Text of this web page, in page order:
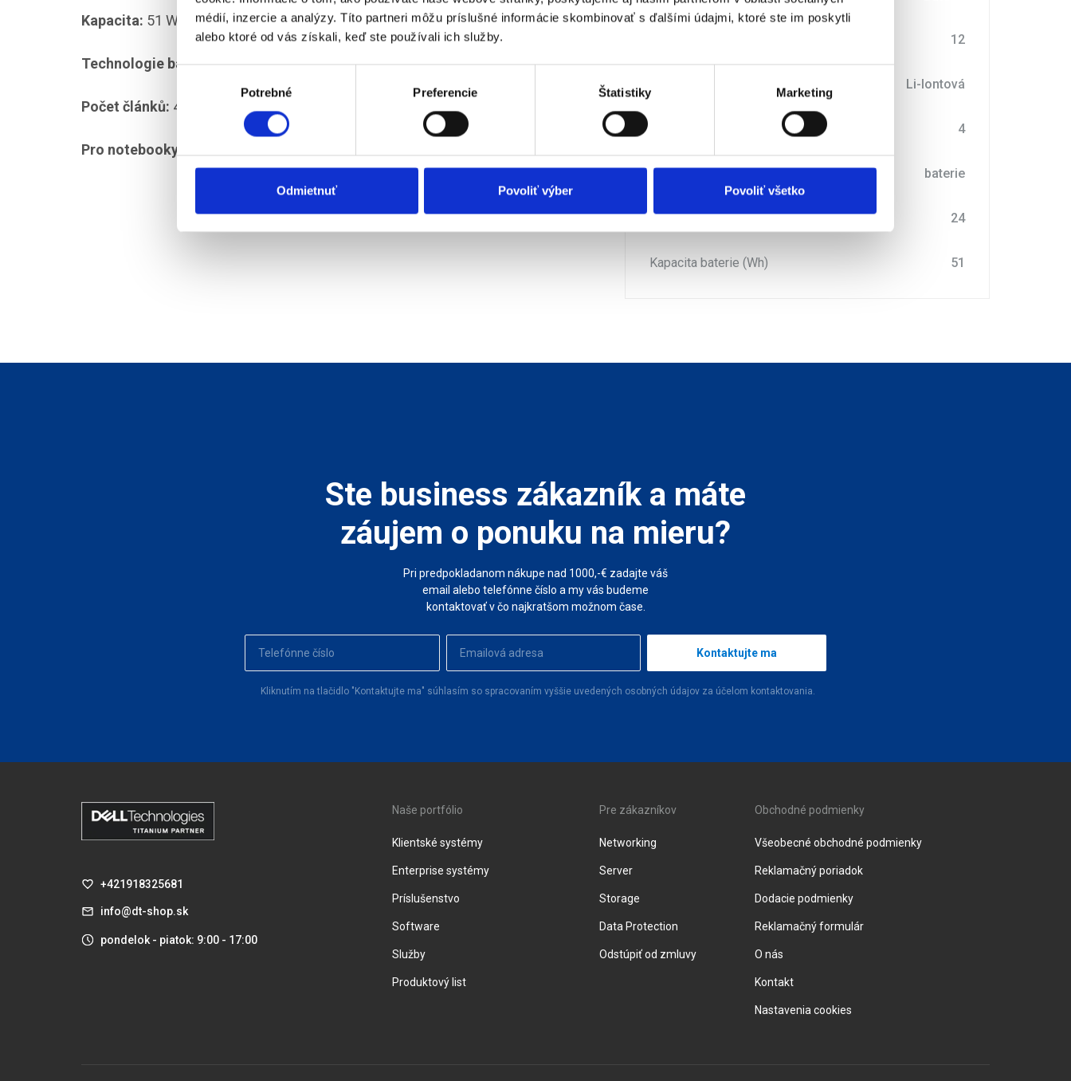
médií, inzercie a analýzy. Títo partneri môžu príslušné informácie skombinovať s ďalšími údajmi, ktoré ste im poskytli
alebo ktoré od vás získali, keď ste používali ich služby.
Potrebné Preferencie Štatistiky Marketing
Odmietnuť Povoliť výber Povoliť všetko
Kapacita: 51 Wh
Technologie baterie:Li-iontová
Počet článků: 4
Pro notebooky:
12
Li-Iontová
4
Druh příslušenství baterie
Délka záruky (měsíce) 24
Kapacita baterie (Wh) 51
Ste business zákazník a máte
záujem o ponuku na mieru?
Pri predpokladanom nákupe nad 1000,-€ zadajte váš
email alebo telefónne číslo a my vás budeme
kontaktovať v čo najkratšom možnom čase.
Kontaktujte ma
Kliknutím na tlačidlo "Kontaktujte ma" súhlasím so spracovaním vyššie uvedených osobných údajov za účelom kontaktovania.
+421918325681
info@dt-shop.sk
pondelok - piatok: 9:00 - 17:00
Naše portfólio
Klientské systémy
Enterprise systémy
Príslušenstvo
Software
Služby
Produktový list
Pre zákazníkov
Networking
Server
Storage
Data Protection
Odstúpiť od zmluvy
Obchodné podmienky
Všeobecné obchodné podmienky
Reklamačný poriadok
Dodacie podmienky
Reklamačný formulár
O nás
Kontakt
Nastavenia cookies